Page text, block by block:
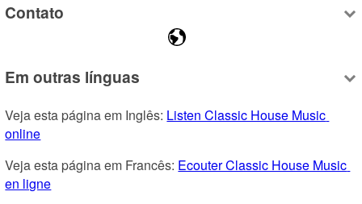
Contato
Em outras línguas
Veja esta página em Inglês: Listen Classic House Music
online
Veja esta página em Francês: Ecouter Classic House Music
en ligne